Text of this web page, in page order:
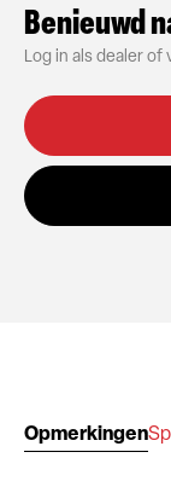
Benieuwd
Log in als dealer of
Opmerkingen